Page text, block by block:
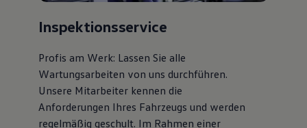
Inspektionsservice
Profis am Werk: Lassen Sie alle
Wartungsarbeiten von uns durchführen.
Unsere Mitarbeiter kennen die
Anforderungen Ihres Fahrzeugs und werden
regelmäßig geschult. Im Rahmen einer